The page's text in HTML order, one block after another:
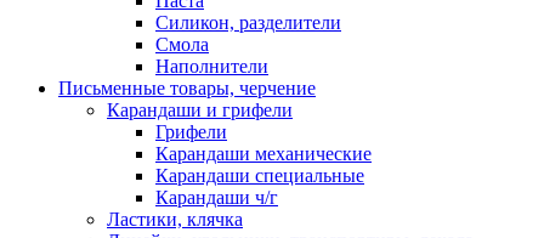
Силикон, разделители
Смола
Наполнители
Письменные товары, черчение
Карандаши и грифели
Грифели
Карандаши механические
Карандаши специальные
Карандаши ч/г
Ластики, клячка